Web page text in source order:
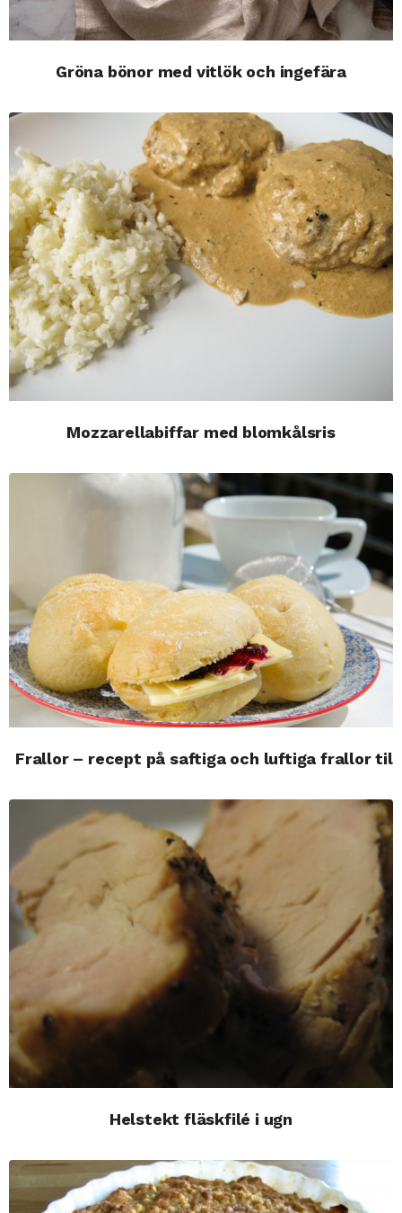
Gröna bönor med vitlök och ingefära
Mozzarellabiffar med blomkålsris
Frallor – recept på saftiga och luftiga frallor
Helstekt fläskfilé i ugn